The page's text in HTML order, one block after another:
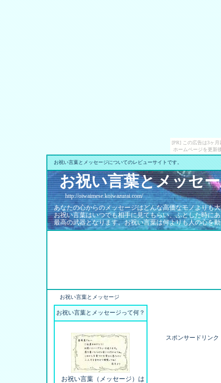
[PR] この広告は3ヶ
ホームページを更新
お祝い言葉とメッセージについてのレビューサイトです。
お祝い言葉とメッセ
http://oiwaimese.koiwazurai.com/
あなたの心からのメッセージはどんな高価なモノよりも
お祝い言葉はいつでも相手に見てもらい、ふとした時に
最高の武器となります。お祝い言葉は何よりも人の心を
お祝い言葉とメッセージ
お祝い言葉とメッセージって何？
お祝い言葉（メッセージ）は
スポンサードリンク